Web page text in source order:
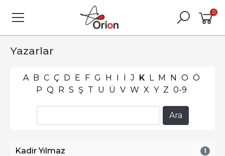
0
Yazarlar
A B C Ç D E F G H I İ J K L M N O Ö
P Q R S Ş T U Ü V W X Y Z 0-9
Kadir Yılmaz 1